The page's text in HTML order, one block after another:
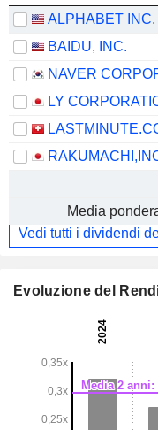
ALPHABET INC.
BAIDU, INC.
NAVER
LY
Media
Vedi tutti i dividendi
Evoluzione del